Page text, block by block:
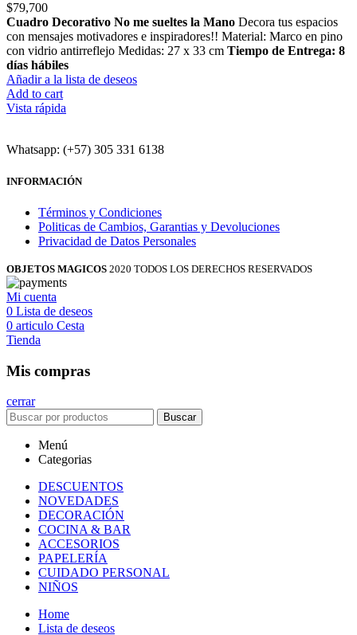
$79,700
Cuadro Decorativo No me sueltes la Mano Decora tus espacios
con mensajes motivadores e inspiradores!! Material: Marco en pino
con vidrio antirreflejo Medidas: 27 x 33 cm Tiempo de Entrega: 8
días hábiles
Añadir a la lista de deseos
Add to cart
Vista rápida
Whatsapp: (+57) 305 331 6138
INFORMACIÓN
Términos y Condiciones
Politicas de Cambios, Garantias y Devoluciones
Privacidad de Datos Personales
OBJETOS MAGICOS 2020 TODOS LOS DERECHOS RESERVADOS
Mi cuenta
0 Lista de deseos
0 articulo Cesta
Tienda
Mis compras
cerrar
Buscar
Menú
Categorias
DESCUENTOS
NOVEDADES
DECORACIÓN
COCINA & BAR
ACCESORIOS
PAPELERÍA
CUIDADO PERSONAL
NIÑOS
Home
Lista de deseos